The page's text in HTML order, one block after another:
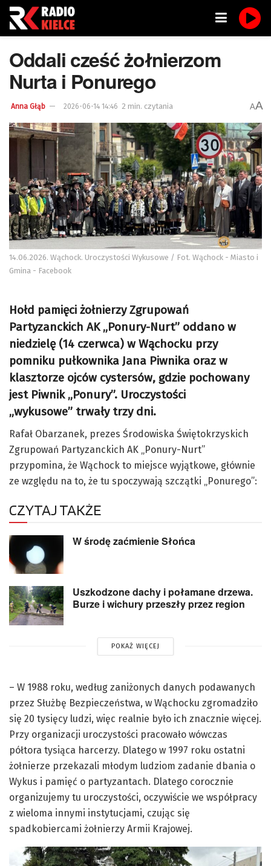
Oddali cześć żołnierzom
Nurta i Ponurego
Anna Głąb 2026-06-14 14:46 2 min. czytania AA
14.06.2026. Wąchock. Uroczystości Wykusowe / Fot. Wąchock - Miasto i
Gmina - Facebook
Hołd pamięci żołnierzy Zgrupowań
Partyzanckich AK „Ponury-Nurt” oddano w
niedzielę (14 czerwca) w Wąchocku przy
pomniku pułkownika Jana Piwnika oraz w
klasztorze ojców cystersów, gdzie pochowany
jest Piwnik „Ponury”. Uroczystości
„wykusowe” trwały trzy dni.
Rafał Obarzanek, prezes Środowiska Świętokrzyskich
Zgrupowań Partyzanckich AK „Ponury-Nurt”
przypomina, że Wąchock to miejsce wyjątkowe, głównie
ze względu na to, że tu spoczywają szczątki „Ponurego”:
CZYTAJ TAKŻE
W środę zaćmienie Słońca
Uszkodzone dachy i połamane drzewa.
Burze i wichury przeszły przez region
POKAŻ WIĘCEJ
– W 1988 roku, według zaniżonych danych podawanych
przez Służbę Bezpieczeństwa, w Wąchocku zgromadziło
się 20 tysięcy ludzi, więc realnie było ich znacznie więcej.
Przy organizacji uroczystości pracowało wówczas
półtora tysiąca harcerzy. Dlatego w 1997 roku ostatni
żołnierze przekazali młodym ludziom zadanie dbania o
Wykus i pamięć o partyzantach. Dlatego corocznie
organizujemy tu uroczystości, oczywiście we współpracy
z wieloma innymi instytucjami, czując się
spadkobiercami żołnierzy Armii Krajowej.